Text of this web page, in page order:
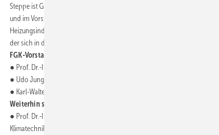
Steppe ist Geschäftsführer Vertrieb bei der Wolf GmbH, Mainburg,
und im Vorstand des Bundesverbandes der Deutschen
Heizungsindustrie e. V. (BDH). Er tritt die Nachfolge von Uwe Glock an,
der sich in den Ruhestand verabschiedet hat. In ihren Ämtern
FGK-Vorstand bestätigt wurden
● Prof. Dr.-Ing. Ulrich Eser (Eser-Dittmann-Nehring & Partner GmbH),
● Udo Jung (TROX GmbH) und
● Karl-Walter Schuster (BTGA e. V.).
Weiterhin sind im Vorstand
● Prof. Dr.-Ing. Dr. rer. pol. Christoph Kaup (HOWATHERM
Klimatechnik GmbH) als Vorsitzender sowie